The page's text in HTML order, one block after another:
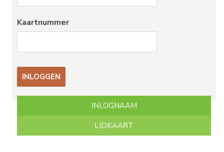
Kaartnummer
INLOGNAAM
LIDKAART